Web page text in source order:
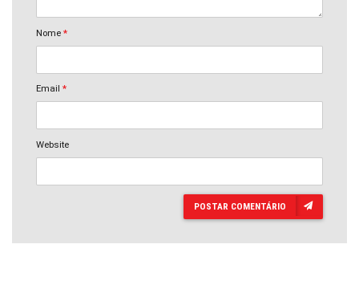
Nome *
Email *
Website
POSTAR COMENTÁRIO